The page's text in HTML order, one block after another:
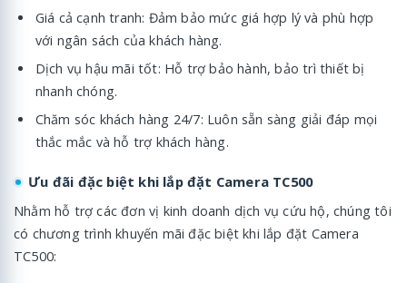
Giá cả cạnh tranh: Đảm bảo mức giá hợp lý và phù hợp
với ngân sách của khách hàng.
Dịch vụ hậu mãi tốt: Hỗ trợ bảo hành, bảo trì thiết bị
nhanh chóng.
Chăm sóc khách hàng 24/7: Luôn sẵn sàng giải đáp mọi
thắc mắc và hỗ trợ khách hàng.
Ưu đãi đặc biệt khi lắp đặt Camera TC500
Nhằm hỗ trợ các đơn vị kinh doanh dịch vụ cứu hộ, chúng tôi
có chương trình khuyến mãi đặc biệt khi lắp đặt Camera
TC500: